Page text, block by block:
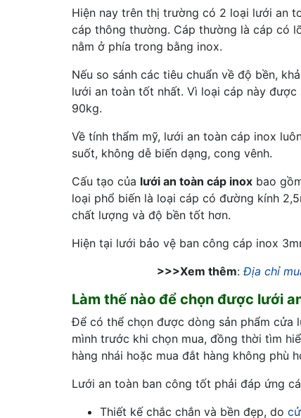
Hiện nay trên thị trường có 2 loại lưới an
cáp thông thường. Cáp thường là cáp có
nằm ở phía trong bằng inox.
Nếu so sánh các tiêu chuẩn về độ bền,
lưới an toàn tốt nhất. Vì loại cáp này được
90kg.
Về tính thẩm mỹ, lưới an toàn cáp inox
suốt, không dễ biến dạng, cong vênh.
Cấu tạo của lưới an toàn cáp inox bao
loại phổ biến là loại cáp có đường kính
chất lượng và độ bền tốt hơn.
Hiện tại lưới bảo vệ ban công cáp inox
>>>Xem thêm: Địa chỉ
Làm thế nào để chọn được lưới
Để có thể chọn được dòng sản phẩm cửa
mình trước khi chọn mua, đồng thời tìm
hàng nhái hoặc mua đắt hàng không phù
Lưới an toàn ban công tốt phải đáp ứng
Thiết kế chắc chắn và bền đẹp, do